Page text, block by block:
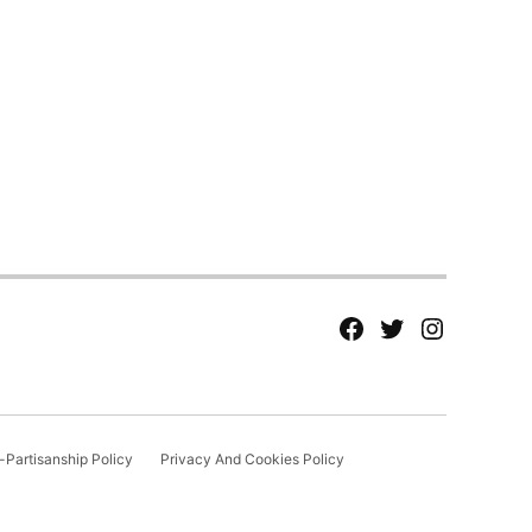
fb Tw tw
Partisanship Policy Privacy And Cookies Policy